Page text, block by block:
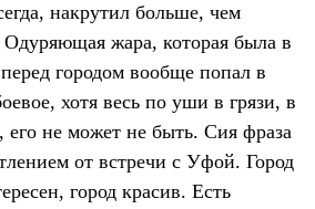
накрутил больше, чем
жара, которая была в
городом вообще попал в
хотя весь по уши в грязи, в
его не может не быть. Сия фраза
от встречи с Уфой. Город
город красив. Есть